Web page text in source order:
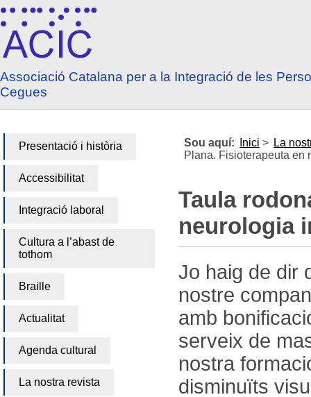
Anar a contingut
Anar a menú principal
Associació Catalana per a la Integració de les
Cegues
Presentació i història
Accessibilitat
Integració laboral
Cultura a l’abast de
tothom
Braille
Actualitat
Agenda cultural
La nostra revista
Sou aquí: Inici > La
Plana. Fisioterapeuta en
Taula
neurologia
Jo haig de dir
nostre
amb
serveix de
nostra
disminuïts